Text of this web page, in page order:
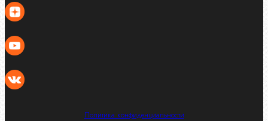
Политика конфиденциальности